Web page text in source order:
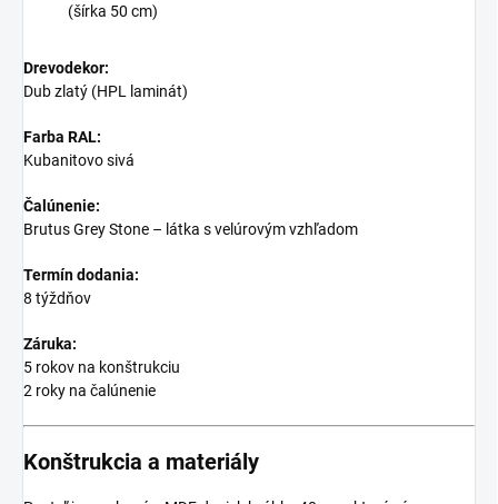
(šírka 50 cm)
Drevodekor:
Dub zlatý (HPL laminát)
Farba RAL:
Kubanitovo sivá
Čalúnenie:
Brutus Grey Stone – látka s velúrovým vzhľadom
Termín dodania:
8 týždňov
Záruka:
5 rokov na konštrukciu
2 roky na čalúnenie
Konštrukcia a materiály